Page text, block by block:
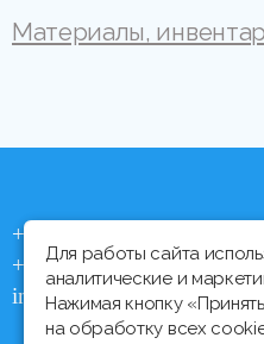
Материалы,
+375 (44) 704 92 06
+375 (17) 373 21 33
info@ipmtorgi.by
Для работы сайта
аналитические и
Нажимая кнопку
на обработку всех